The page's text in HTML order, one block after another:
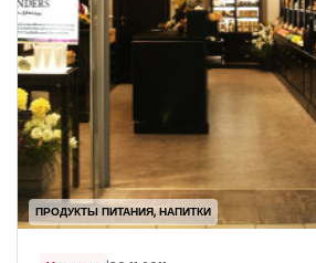
ПРОДУКТЫ ПИТАНИЯ, НАПИТКИ